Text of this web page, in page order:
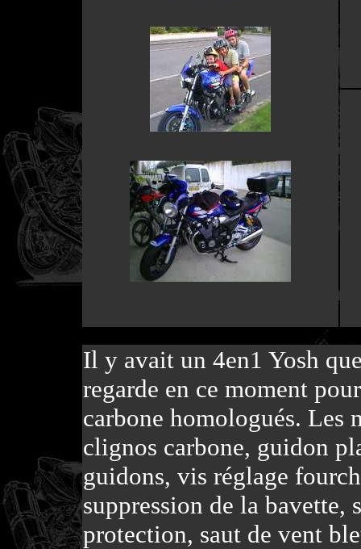
Il y avait un 4en1 Yosh
regarde en ce moment
carbone homologués. Les
clignos carbone, guidon
guidons, vis réglage
suppression de la bavette,
protection, saut de vent